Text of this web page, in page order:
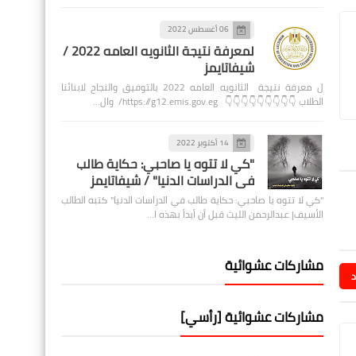
06 أغسطس 2022
لمعرفة نتيجة الثانويه العامه 2022 /
شيفاتايمز
ل معرفة نتيجة الثانويه العامه 2022 بالتوفيق والنجاح لابنائنا
الطلاب 👇👇👇👇👇👇👇👇👇 https://g12.emis.gov.eg/ وال…
14 أكتوبر 2022
"كي لا تتوه يا صاحبي: حكاية طالب
في الدراسات الدنيا" / شيفاتايمز
"كي لا تتوه يا صاحبي: حكاية طالب في الدراسات الدنيا" كتبه الطالب
الأسيف| عبدالرحمن الليث قبل أن أبدأ بهذه ا…
مشاركات عشوائية
مشاركات عشوائية [رأسي]